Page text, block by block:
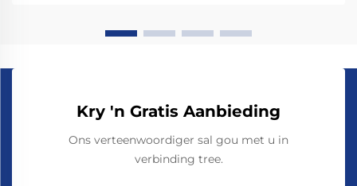
Kry 'n Gratis Aanbieding
Ons verteenwoordiger sal gou met u in
verbinding tree.